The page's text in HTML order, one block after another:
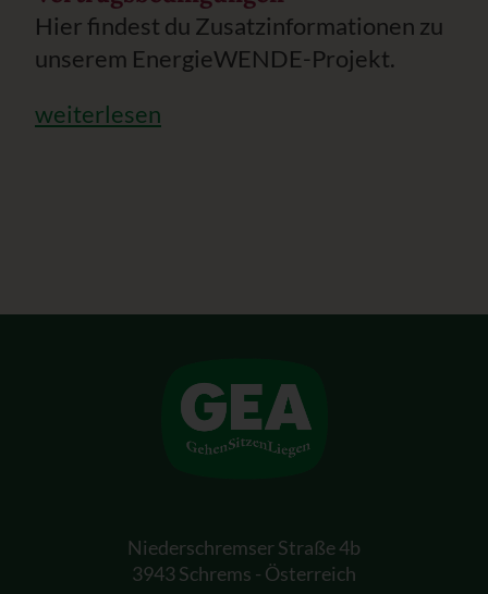
Hier findest du Zusatzinformationen zu
unserem EnergieWENDE-Projekt.
weiterlesen
Niederschremser Straße 4b
3943 Schrems - Österreich